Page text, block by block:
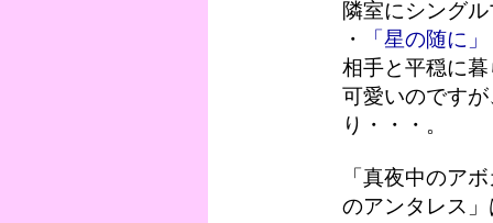
隣室にシング
・
「星の随に」
相手と平穏に
可愛いのです
り・・・。
「真夜中のア
のアンタレス」